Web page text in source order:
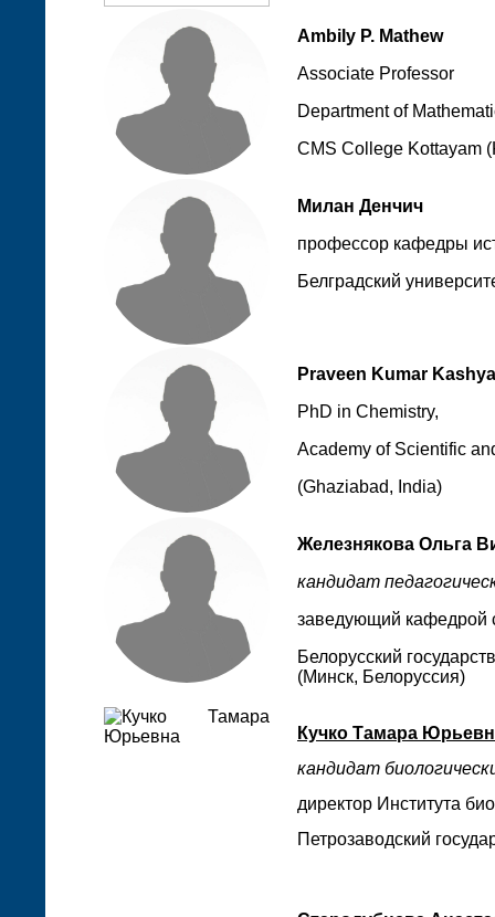
Ambily P. Mathew
Associate Professor
Department of
CMS College Kottayam
Милан Денчич
профессор кафедры
Белградский
Praveen Kumar
PhD in Chemistry,
Academy of Scientific
(Ghaziabad, India)
Железнякова Ольга
кандидат
заведующий кафедрой
Белорусский
(Минск, Белоруссия)
Кучко Тамара
кандидат
директор Института
Петрозаводский